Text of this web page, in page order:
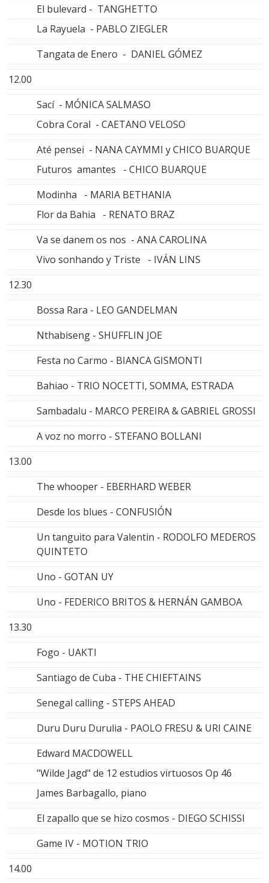
El bulevard - TANGHETTO
La Rayuela - PABLO ZIEGLER
Tangata de Enero - DANIEL GÓMEZ
12.00
Sací - MÓNICA SALMASO
Cobra Coral - CAETANO VELOSO
Até pensei - NANA CAYMMI y CHICO BUARQUE
Futuros amantes - CHICO BUARQUE
Modinha - MARIA BETHANIA
Flor da Bahia - RENATO BRAZ
Va se danem os nos - ANA CAROLINA
Vivo sonhando y Triste - IVÁN LINS
12.30
Bossa Rara - LEO GANDELMAN
Nthabiseng - SHUFFLIN JOE
Festa no Carmo - BIANCA GISMONTI
Bahiao - TRIO NOCETTI, SOMMA, ESTRADA
Sambadalu - MARCO PEREIRA & GABRIEL GROSSI
A voz no morro - STEFANO BOLLANI
13.00
The whooper - EBERHARD WEBER
Desde los blues - CONFUSIÓN
Un tanguito para Valentin - RODOLFO MEDEROS
QUINTETO
Uno - GOTAN UY
Uno - FEDERICO BRITOS & HERNÁN GAMBOA
13.30
Fogo - UAKTI
Santiago de Cuba - THE CHIEFTAINS
Senegal calling - STEPS AHEAD
Duru Duru Durulia - PAOLO FRESU & URI CAINE
Edward MACDOWELL
"Wilde Jagd" de 12 estudios virtuosos Op 46
James Barbagallo, piano
El zapallo que se hizo cosmos - DIEGO SCHISSI
Game IV - MOTION TRIO
14.00